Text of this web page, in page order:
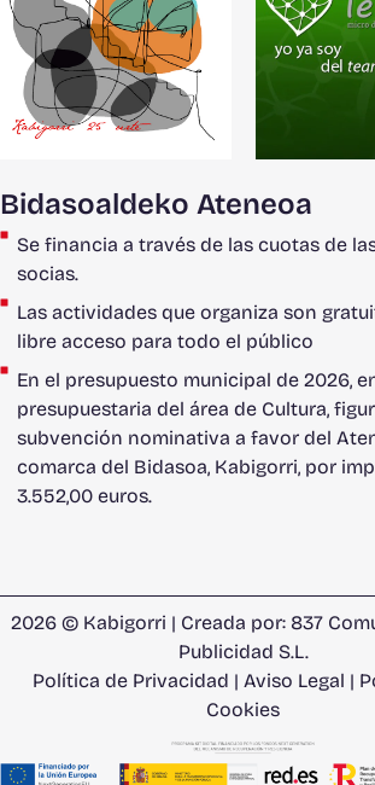
Bidasoaldeko Ateneoa
Se financia a través de las cuotas de
socias.
Las actividades que organiza son
libre acceso para todo el público
En el presupuesto municipal de 2026,
presupuestaria del área de Cultura,
subvención nominativa a favor del
comarca del Bidasoa, Kabigorri, por
3.552,00 euros.
2026 © Kabigorri | Creada por: 837
Publicidad S.L.
Política de Privacidad | Aviso Legal |
Cookies